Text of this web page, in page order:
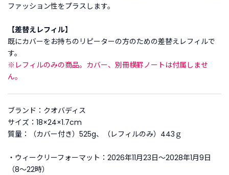
a
c
e
b
o
o
k
ファッション性をプラスします。
【差替えレフィル】
既にカバーをお持ちのリピーターの方のための差替えレフィルで
す。
※レフィルのみの商品。カバー、別冊横罫ノートは付属しませ
ん。
ブランド：クオバディス
サイズ：18×24×1.7cm
質量：（カバー付き）525g、（レフィルのみ）443ｇ
・ウィークリーフォーマット：2026年11月23日〜2028年1月9日
（8〜22時）